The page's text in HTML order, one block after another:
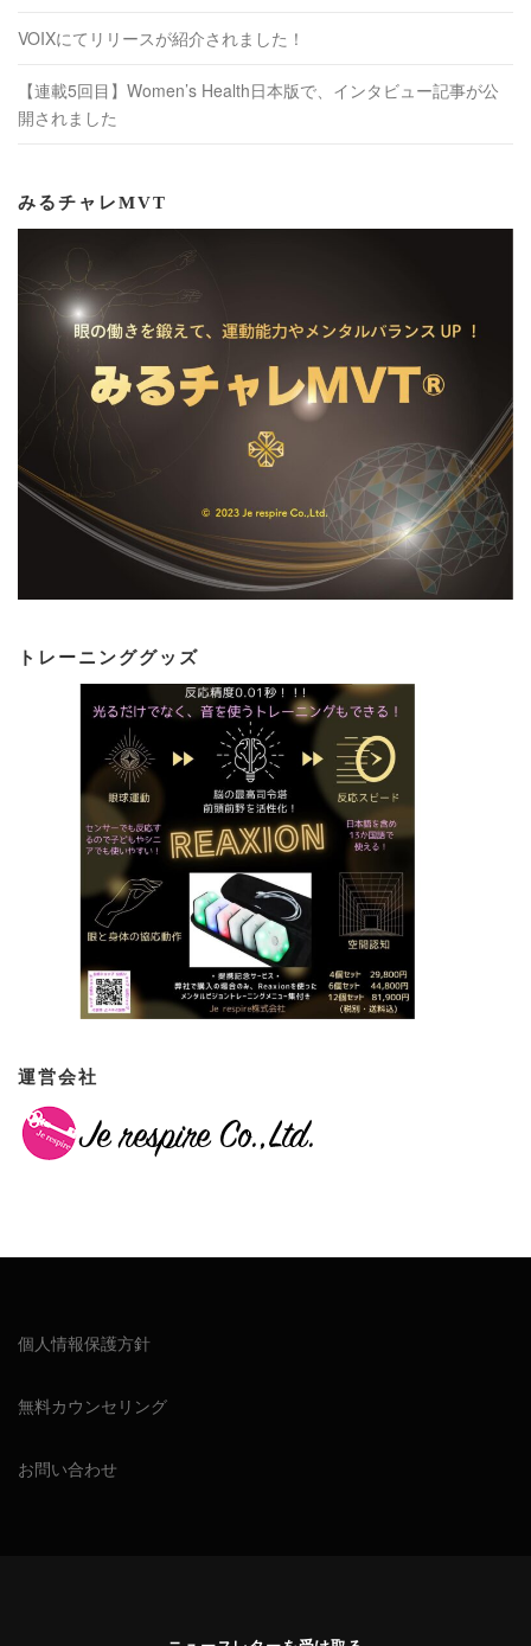
VOIXにてリリースが紹介されました！
【連載5回目】Women’s Health日本版で、インタビュー記事が公
開されました
みるチャレMVT
トレーニンググッズ
運営会社
個人情報保護方針
無料カウンセリング
お問い合わせ